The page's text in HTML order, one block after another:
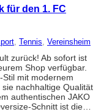
für den 1. FC
, Tennis, Vereinsheim
zurück! Ab sofort ist
Shop verfügbar.
mit modernem
nachhaltige Qualität
authentischen JAKO
Schnitt ist die…